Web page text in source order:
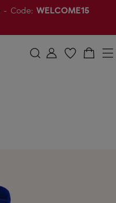
- Code: WELCOME15